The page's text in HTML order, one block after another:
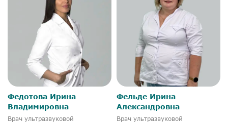
Федотова Ирина
Владимировна
Врач ультразвуковой
Фельде Ирина
Александровна
Врач ультразвуковой